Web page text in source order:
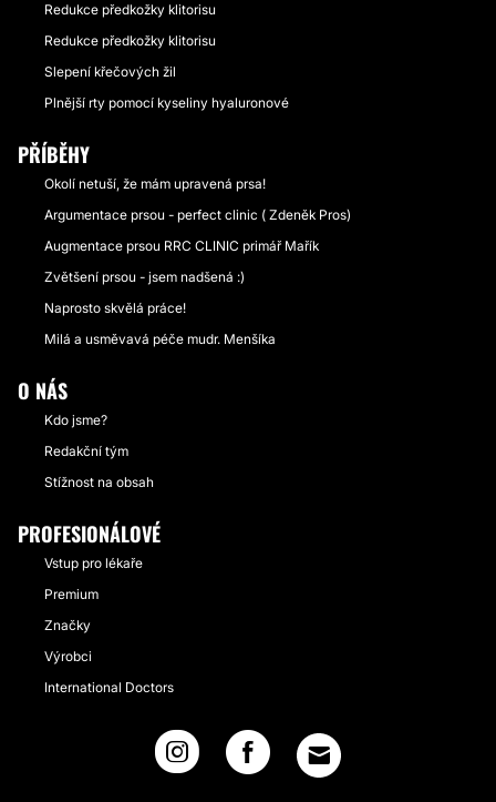
Redukce předkožky klitorisu
Redukce předkožky klitorisu
Slepení křečových žil
Plnější rty pomocí kyseliny hyaluronové
PŘÍBĚHY
Okolí netuší, že mám upravená prsa!
Argumentace prsou - perfect clinic ( Zdeněk Pros)
Augmentace prsou RRC CLINIC primář Mařík
Zvětšení prsou - jsem nadšená :)
Naprosto skvělá práce!
Milá a usměvavá péče mudr. Menšíka
O NÁS
Kdo jsme?
Redakční tým
Stížnost na obsah
PROFESIONÁLOVÉ
Vstup pro lékaře
Premium
Značky
Výrobci
International Doctors